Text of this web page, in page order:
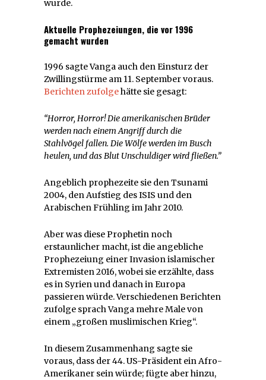
wurde.
Aktuelle Prophezeiungen, die vor 1996
gemacht wurden
1996 sagte Vanga auch den Einsturz der
Zwillingstürme am 11. September voraus.
Berichten zufolgehätte sie gesagt:
“Horror, Horror!Die amerikanischen Brüder
werden nach einem Angriff durch die
Stahlvögel fallen. Die Wölfe werden im Busch
heulen, und das Blut Unschuldiger wird fließen.”
Angeblich prophezeite sie den Tsunami
2004, den Aufstieg des ISIS und den
Arabischen Frühling im Jahr 2010.
Aber was diese Prophetin noch
erstaunlicher macht, ist die angebliche
Prophezeiung einer Invasion islamischer
Extremisten 2016, wobei sie erzählte, dass
es in Syrien und danach in Europa
passieren würde. Verschiedenen Berichten
zufolge sprach Vanga mehre Male von
einem „großen muslimischen Krieg“.
In diesem Zusammenhang sagte sie
voraus, dass der 44. US-Präsident ein Afro-
Amerikaner sein würde; fügte aber hinzu,